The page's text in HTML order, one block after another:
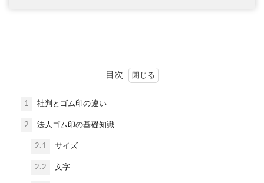
目次
1 社判とゴム印の違い
2 法人ゴム印の基礎知識
2.1 サイズ
2.2 文字